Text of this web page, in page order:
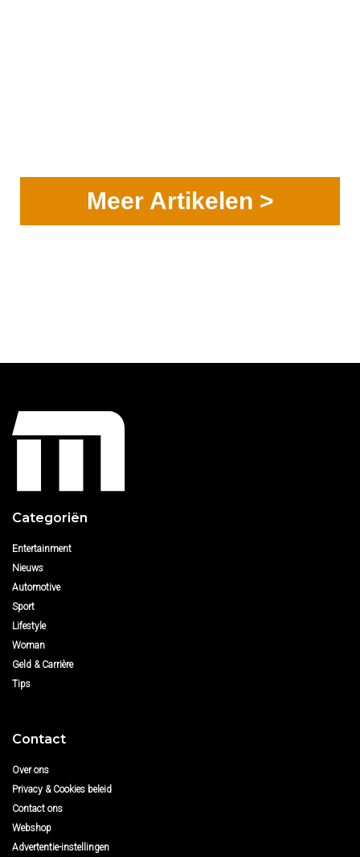
Meer Artikelen >
Categoriën
Entertainment
Nieuws
Automotive
Sport
Lifestyle
Woman
Geld & Carrière
Tips
Contact
Over ons
Privacy & Cookies beleid
Contact ons
Webshop
Advertentie-instellingen